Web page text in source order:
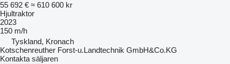
55 692 € ≈ 610 600 kr
Hjultraktor
2023
150 m/h
Tyskland, Kronach
Kotschenreuther Forst-u.Landtechnik GmbH&Co.KG
Kontakta säljaren